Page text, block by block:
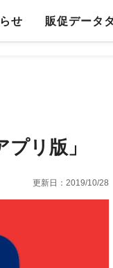
せ 販促データ
リ版」
更新日： 2019/10/28